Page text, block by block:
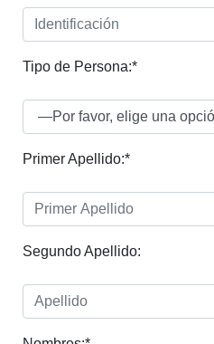
Tipo de Persona:*
Primer Apellido:*
Segundo Apellido: